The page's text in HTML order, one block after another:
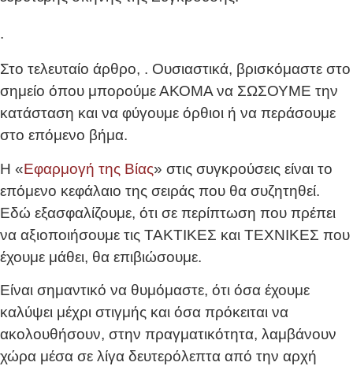
.
Στο τελευταίο άρθρο, . Ουσιαστικά, βρισκόμαστε στο
σημείο όπου μπορούμε ΑΚΟΜΑ να ΣΩΣΟΥΜΕ την
κατάσταση και να φύγουμε όρθιοι ή να περάσουμε
στο επόμενο βήμα.
Η «Εφαρμογή της Βίας» στις συγκρούσεις είναι το
επόμενο κεφάλαιο της σειράς που θα συζητηθεί.
Εδώ εξασφαλίζουμε, ότι σε περίπτωση που πρέπει
να αξιοποιήσουμε τις ΤΑΚΤΙΚΕΣ και ΤΕΧΝΙΚΕΣ που
έχουμε μάθει, θα επιβιώσουμε.
Είναι σημαντικό να θυμόμαστε, ότι όσα έχουμε
καλύψει μέχρι στιγμής και όσα πρόκειται να
ακολουθήσουν, στην πραγματικότητα, λαμβάνουν
χώρα μέσα σε λίγα δευτερόλεπτα από την αρχή